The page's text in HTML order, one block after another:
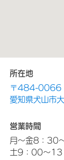
所在地
〒484-0066
愛知県犬山市
営業時間
月～金8：30
土9：00～